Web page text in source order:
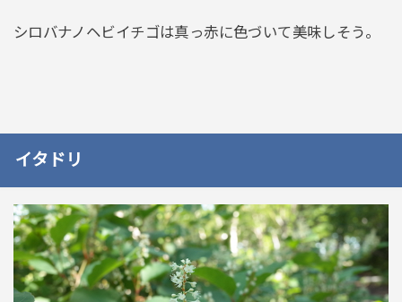
シロバナノヘビイチゴは真っ赤に色づいて美味しそう。
イタドリ